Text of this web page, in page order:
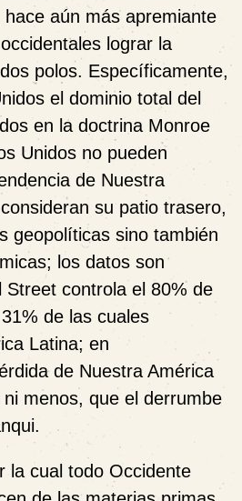
aún más apremiante
lograr la
polos. Específicamente,
el dominio total del
en la doctrina Monroe
Unidos no pueden
de Nuestra
su patio trasero,
geopolíticas sino también
los datos son
Street controla el 80% de
31% de las cuales
Latina; en
de Nuestra América
menos, que el derrumbe
la cual todo Occidente